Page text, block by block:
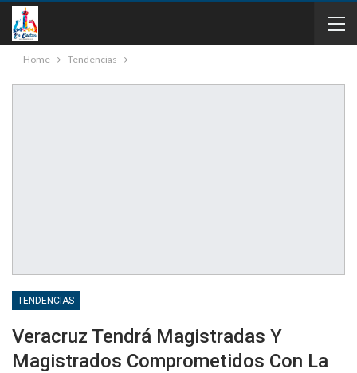
Home Tendencias
TENDENCIAS
Veracruz Tendrá Magistradas Y
Magistrados Comprometidos Con La